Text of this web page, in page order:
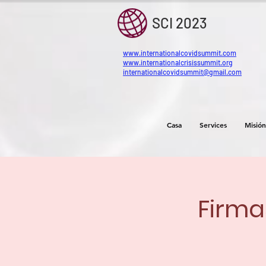
SCI 2023
Casa Services Misión
www.internationalcovidsummit.com
www.internationalcrisissummit.org
internationalcovidsummit@gmail.com